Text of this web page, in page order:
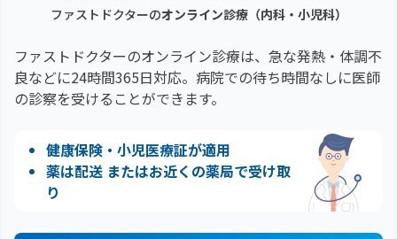
ファストドクターのオンライン診療（内科・小児科）
ファストドクターのオンライン診療は、急な発熱・体調不
良などに24時間365日対応。 病院での待ち時間なしに医師
の診察を受けることができます。
健康保険・小児医療証が適用
薬は配送 またはお近くの薬局で受け取
り